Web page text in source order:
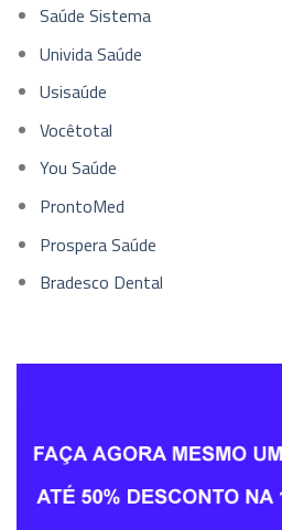
Saúde Sistema
Univida Saúde
Usisaúde
Vocêtotal
You Saúde
ProntoMed
Prospera Saúde
Bradesco Dental